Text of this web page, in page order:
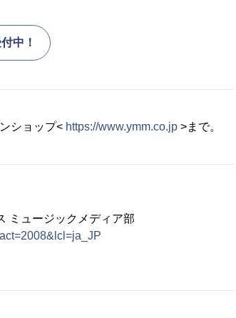
中！
ショップ< https://www.ymm.co.jp >まで。
ミュージックメディア部